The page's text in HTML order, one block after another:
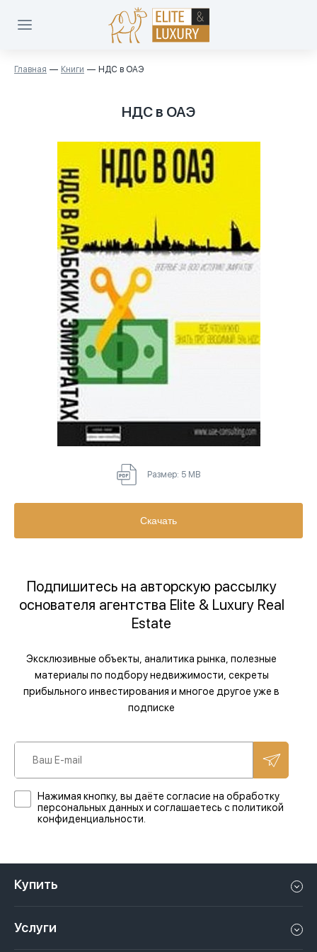
Главная Книги НДС в ОАЭ
НДС в ОАЭ
Размер: 5 MB
Скачать
Подпишитесь на авторскую рассылку
основателя агентства Elite & Luxury Real
Estate
Эксклюзивные объекты, аналитика рынка, полезные
материалы по подбору недвижимости, секреты
прибыльного инвестирования и многое другое уже в
подписке
Нажимая кнопку, вы даёте согласие на обработку
персональных данных и соглашаетесь с политикой
конфиденциальности.
Купить
Услуги